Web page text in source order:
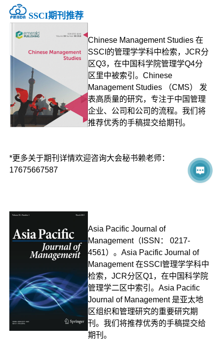
SSCI期刊推荐
Chinese Management Studies 在
SSCI的管理学学科中检索，JCR分
区Q3，在中国科学院管理学Q4分
区里中被索引。Chinese
Management Studies （CMS） 发
表高质量的研究，专注于中国管理
企业、公司和公司的流程。我们将
推荐优秀的手稿提交给期刊。
*更多关于期刊详情欢迎咨询大会秘书赖老师：
17675667587
Asia Pacific Journal of
Management（ISSN： 0217-
4561）。Asia Pacific Journal of
Management 在SSCI管理学学科中
检索，JCR分区Q1，在中国科学院
管理学二区中索引。Asia Pacific
Journal of Management 是亚太地
区组织和管理研究的重要研究期
刊。我们将推荐优秀的手稿提交给
期刊。